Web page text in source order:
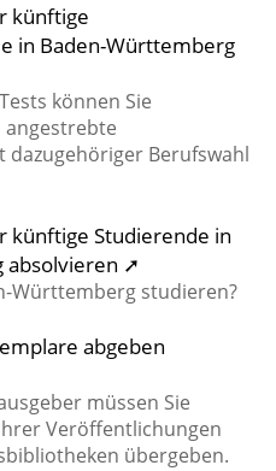
künftige
in Baden-Württemberg
können Sie
angestrebte
Berufswahl
künftige Studierende in
absolvieren ➚
Württemberg studieren?
abgeben
müssen Sie
Veröffentlichungen
übergeben.